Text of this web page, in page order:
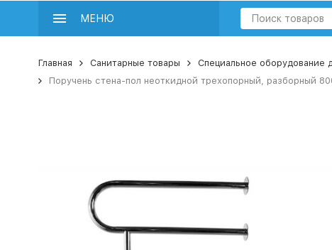
МЕНЮ
Главная Санитарные товары Специальное оборудование
Поручень стена-пол неоткидной трехопорный, разборный